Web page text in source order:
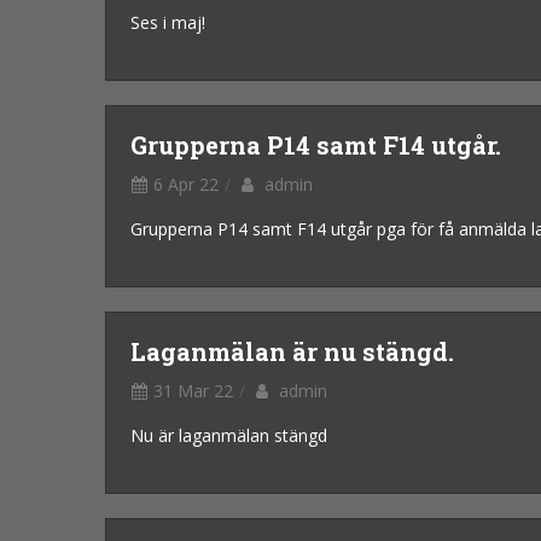
Ses i maj!
Grupperna P14 samt F14 utgår.
6 Apr 22
admin
Grupperna P14 samt F14 utgår pga för få anmälda
Laganmälan är nu stängd.
31 Mar 22
admin
Nu är laganmälan stängd